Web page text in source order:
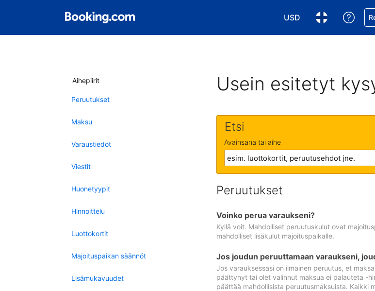
USD
Valitse valuutta.
Valitse kieli.
Aihepiirit
Peruutukset
Maksu
Varaustiedot
Viestit
Huonetyypit
Hinnoittelu
Luottokortit
Majoituspaikan säännöt
Lisämukavuudet
Usein esitetyt
Etsi
Avainsana tai aihe
Peruutukset
Voinko perua varaukseni?
Kyllä voit. Mahdolliset peruutuskulut ovat
mahdolliset lisäkulut majoituspaikalle.
Jos joudun peruuttamaan varaukseni,
Jos varauksessasi on ilmainen peruutus, et
päättynyt tai olet valinnut maksua ei palauteta -
päättää mahdollisista peruutusmaksuista. Kaikki